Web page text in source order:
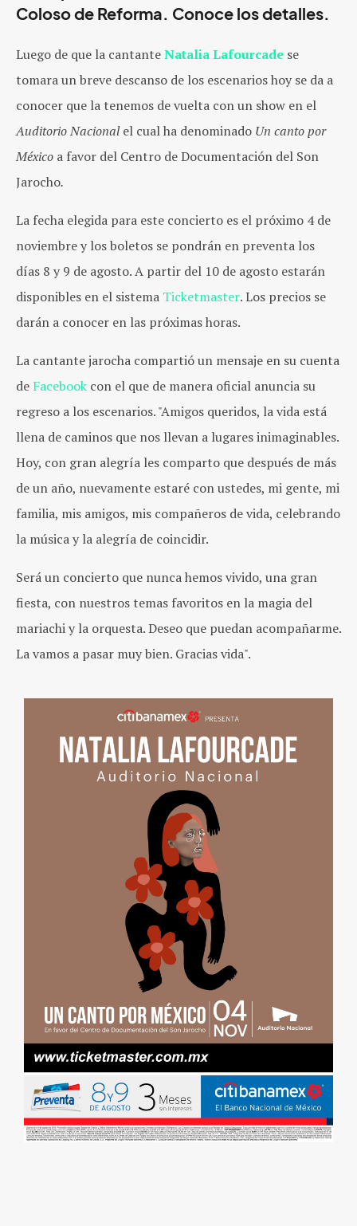
Coloso de Reforma. Conoce los detalles.
Luego de que la cantanteNatalia Lafourcade se
tomara un breve descanso de los escenarios hoy se da a
conocer que la tenemos de vuelta con un show en el
Auditorio Nacionalel cual ha denominado Un canto por
México a favor del Centro de Documentación del Son
Jarocho.
La fecha elegida para este concierto es el próximo 4 de
noviembre y los boletos se pondrán en preventa los
días 8 y 9 de agosto. A partir del 10 de agosto estarán
disponibles en el sistema Ticketmaster. Los precios se
darán a conocer en las próximas horas.
La cantante jarocha compartió un mensaje en su cuenta
de Facebook con el que de manera oficial anuncia su
regreso a los escenarios. "Amigos queridos, la vida está
llena de caminos que nos llevan a lugares inimaginables.
Hoy, con gran alegría les comparto que después de más
de un año, nuevamente estaré con ustedes, mi gente, mi
familia, mis amigos, mis compañeros de vida, celebrando
la música y la alegría de coincidir.
Será un concierto que nunca hemos vivido, una gran
fiesta, con nuestros temas favoritos en la magia del
mariachi y la orquesta. Deseo que puedan acompañarme.
La vamos a pasar muy bien. Gracias vida".